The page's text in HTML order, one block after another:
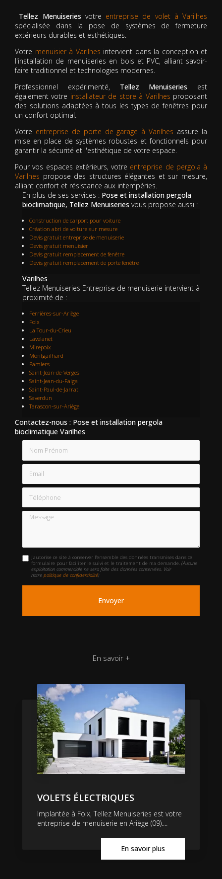
Tellez Menuiseries votre entreprise de volet à Varilhes
spécialisée dans la pose de systèmes de fermeture
extérieurs durables et esthétiques.
Votre menuisier à Varilhes intervient dans la conception et
l'installation de menuiseries en bois et PVC, alliant savoir-
faire traditionnel et technologies modernes.
Professionnel expérimenté, Tellez Menuiseries est
également votre installateur de store à Varilhes proposant
des solutions adaptées à tous les types de fenêtres pour
un confort optimal.
Votre entreprise de porte de garage à Varilhes assure la
mise en place de systèmes robustes et fonctionnels pour
garantir la sécurité et l'esthétique de votre espace.
Pour vos espaces extérieurs, votre entreprise de pergola à
Varilhes propose des structures élégantes et sur mesure,
alliant confort et résistance aux intempéries.
En plus de ses services : Pose et installation pergola
bioclimatique, Tellez Menuiseries vous propose aussi :
Construction de carport pour voiture
Création abri de voiture sur mesure
Devis gratuit entreprise de menuiserie
Devis gratuit menuisier
Devis gratuit remplacement de fenêtre
Devis gratuit remplacement de porte fenêtre
Varilhes
Tellez Menuiseries Entreprise de menuiserie intervient à
proximité de :
Ferrières-sur-Ariège
Foix
La Tour-du-Crieu
Lavelanet
Mirepoix
Montgailhard
Pamiers
Saint-Jean-de-Verges
Saint-Jean-du-Falga
Saint-Paul-de-Jarrat
Saverdun
Tarascon-sur-Ariège
Contactez-nous : Pose et installation pergola
bioclimatique Varilhes
Email
Téléphone
Message
J'autorise ce site à conserver l'ensemble des données transmises dans ce
formulaire pour faciliter le suivi et le traitement de ma demande.(Aucune
exploitation commerciale ne sera faite des données conservées. Voir
notrepolitique de confidentialité)
En savoir +
VOLETS ÉLECTRIQUES
Implantée à Foix, Tellez Menuiseries est votre
entreprise de menuiserie en Ariège (09)....
En savoir plus